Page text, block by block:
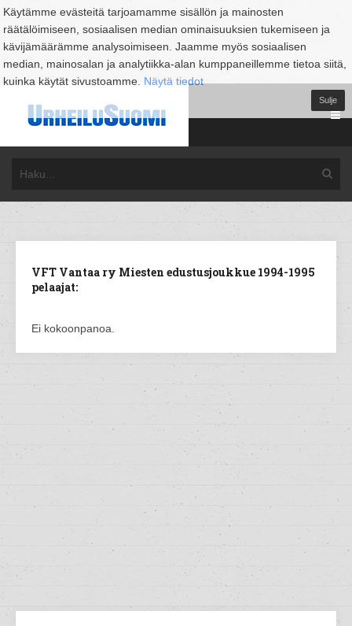
Käytämme evästeitä tarjoamamme sisällön ja mainosten
räätälöimiseen, sosiaalisen median ominaisuuksien tukemiseen ja
kävijämäärämme analysoimiseen. Jaamme myös sosiaalisen
median, mainosalan ja analytiikka-alan kumppaneillemme tietoa siitä,
kuinka käytät sivustoamme. Näytä tiedot
Sulje
VFT Vantaa ry Miesten edustusjoukkue 1994-1995
pelaajat:
Ei kokoonpanoa.